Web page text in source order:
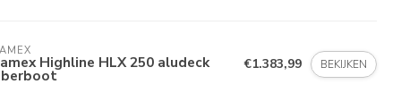
Highline HLX 250 aludeck €1.383,99 BEKIJKEN